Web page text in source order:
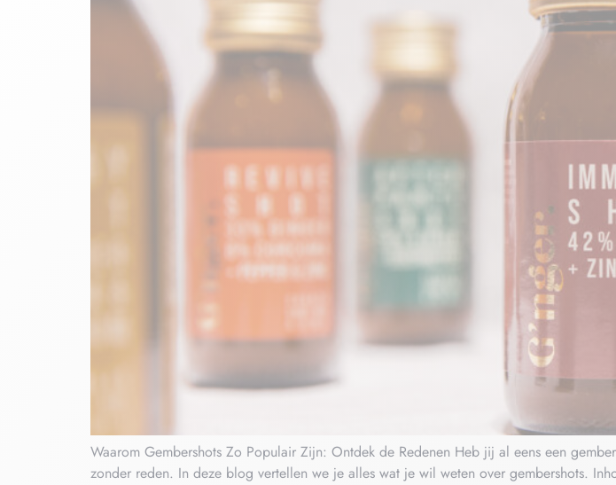
Waarom Gembershots Zo Populair Zijn: Ontdek de Redenen Heb jij al eens een
zonder reden. In deze blog vertellen we je alles wat je wil weten over gembershots.